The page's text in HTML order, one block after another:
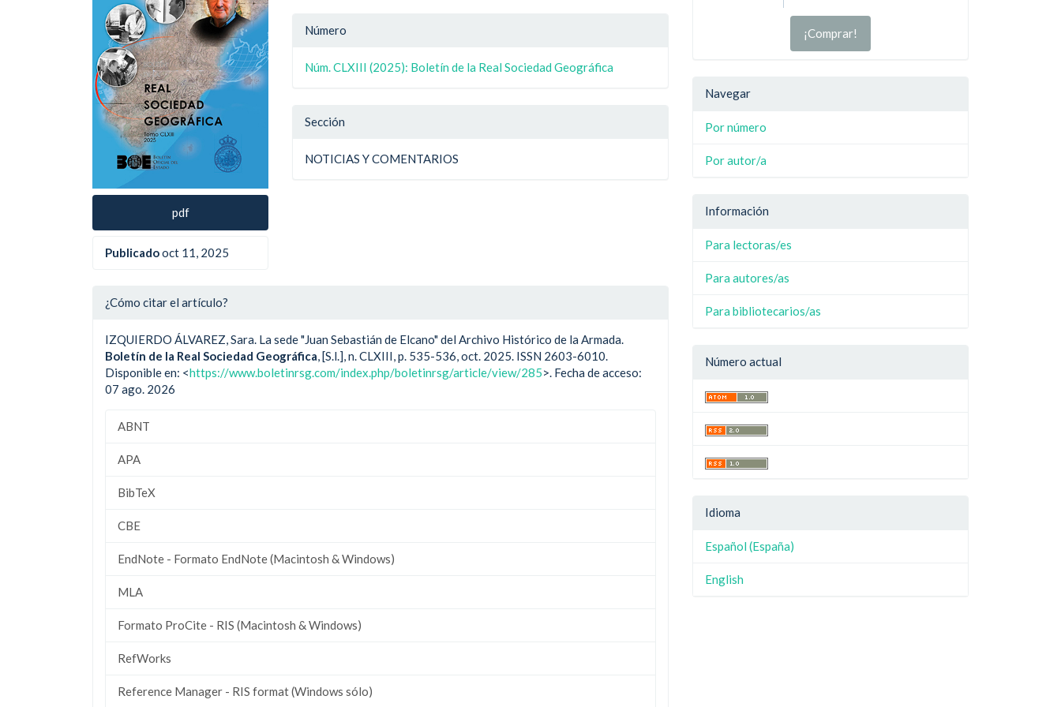
del
artículo
pdf
Publicadooct 11, 2025
artículo
Detalle
artículo
Número
Núm. CLXIII (2025): Boletín de la Real Sociedad Geográfica
Sección
NOTICIAS Y COMENTARIOS
¿Cómo citar el artículo?
IZQUIERDO ÁLVAREZ, Sara. La sede "Juan Sebastián de Elcano" del Archivo Histórico de la Armada.
Boletín de la Real Sociedad Geográfica, [S.l.], n. CLXIII, p. 535-536, oct. 2025. ISSN 2603-6010.
Disponible en: <https://www.boletinrsg.com/index.php/boletinrsg/article/view/285>. Fecha de acceso:
07 ago. 2026
ABNT
APA
BibTeX
CBE
EndNote - Formato EndNote (Macintosh & Windows)
MLA
Formato ProCite - RIS (Macintosh & Windows)
RefWorks
Reference Manager - RIS format (Windows sólo)
¡Comprar!
Navegar
Por número
Por autor/a
Información
Para lectoras/es
Para autores/as
Para bibliotecarios/as
Número actual
Idioma
Español (España)
English